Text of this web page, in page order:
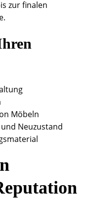
zur finalen
Möbeln
Neuzustand